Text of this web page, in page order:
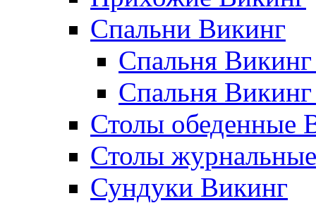
Спальни Викинг
Спальня
Спальня
Столы обеденные
Столы
Сундуки Викинг